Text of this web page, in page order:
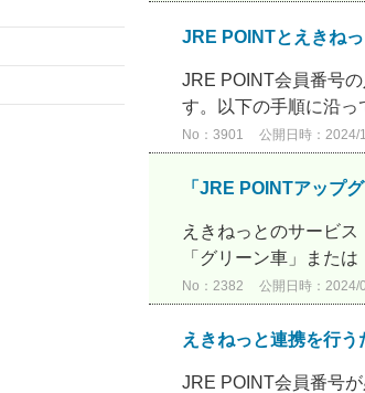
JRE POINTとえきね
JRE POINT会員番号
す。以下の手順に沿
No：3901 公開日時：2024/
「JRE POINTアップ
えきねっとのサービ
「グリーン車」また
No：2382 公開日時：2024/
えきねっと連携を行
JRE POINT会員番号